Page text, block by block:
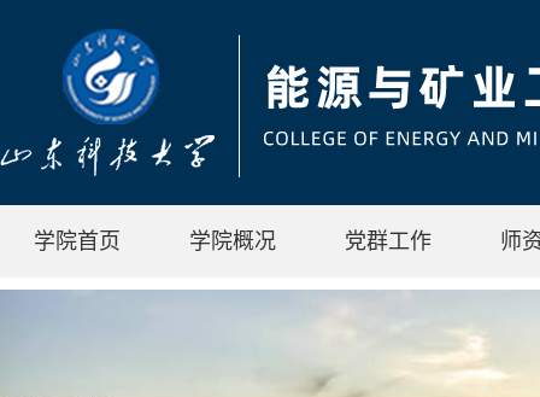
学院首页 学院概况 党群工作 师